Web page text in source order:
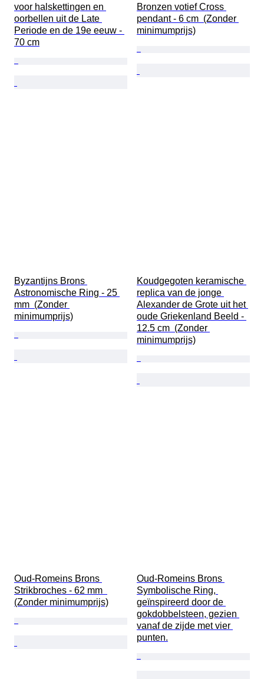
voor halskettingen en
oorbellen uit de Late
Periode en de 19e eeuw -
70 cm
Bronzen votief Cross
pendant - 6 cm  (Zonder
minimumprijs)
Byzantijns Brons
Astronomische Ring - 25
mm  (Zonder
minimumprijs)
Koudgegoten keramische
replica van de jonge
Alexander de Grote uit het
oude Griekenland Beeld -
12.5 cm  (Zonder
minimumprijs)
Oud-Romeins Brons
Strikbroches - 62 mm
(Zonder minimumprijs)
Oud-Romeins Brons
Symbolische Ring,
geïnspireerd door de
gokdobbelsteen, gezien
vanaf de zijde met vier
punten.